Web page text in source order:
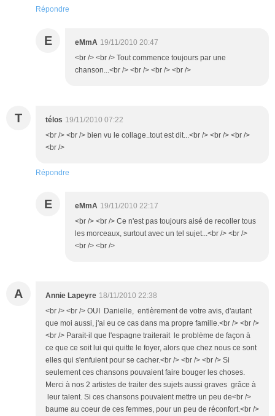
Répondre
E eMmA 19/11/2010 20:47
<br /> <br /> Tout commence toujours par une
chanson...<br /> <br /> <br /> <br />
T télos 19/11/2010 07:22
<br /> <br /> bien vu le collage..tout est dit...<br /> <br /> <br />
<br />
Répondre
E eMmA 19/11/2010 22:17
<br /> <br /> Ce n'est pas toujours aisé de recoller tous
les morceaux, surtout avec un tel sujet...<br /> <br />
<br /> <br />
A Annie Lapeyre 18/11/2010 22:38
<br /> <br /> OUI Danielle, entièrement de votre avis, d'autant
que moi aussi, j'ai eu ce cas dans ma propre famille.<br /> <br />
<br /> Parait-il que l'espagne traiterait le problème de façon à
ce que ce soit lui qui quitte le foyer, alors que chez nous ce sont
elles qui s'enfuient pour se cacher.<br /> <br /> <br /> Si
seulement ces chansons pouvaient faire bouger les choses.
Merci à nos 2 artistes de traiter des sujets aussi graves grâce à
leur talent. Si ces chansons pouvaient mettre un peu de<br />
baume au coeur de ces femmes, pour un peu de réconfort.<br />